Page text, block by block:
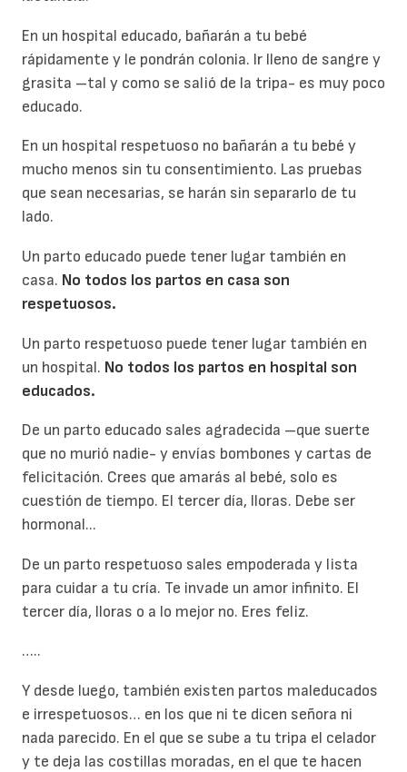
En un hospital educado, bañarán a tu bebé
rápidamente y le pondrán colonia. Ir lleno de sangre y
grasita –tal y como se salió de la tripa- es muy poco
educado.
En un hospital respetuoso no bañarán a tu bebé y
mucho menos sin tu consentimiento. Las pruebas
que sean necesarias, se harán sin separarlo de tu
lado.
Un parto educado puede tener lugar también en
casa. No todos los partos en casa son
respetuosos.
Un parto respetuoso puede tener lugar también en
un hospital. No todos los partos en hospital son
educados.
De un parto educado sales agradecida –que suerte
que no murió nadie- y envías bombones y cartas de
felicitación. Crees que amarás al bebé, solo es
cuestión de tiempo. El tercer día, lloras. Debe ser
hormonal...
De un parto respetuoso sales empoderada y lista
para cuidar a tu cría. Te invade un amor infinito. El
tercer día, lloras o a lo mejor no. Eres feliz.
…..
Y desde luego, también existen partos maleducados
e irrespetuosos… en los que ni te dicen señora ni
nada parecido. En el que se sube a tu tripa el celador
y te deja las costillas moradas, en el que te hacen